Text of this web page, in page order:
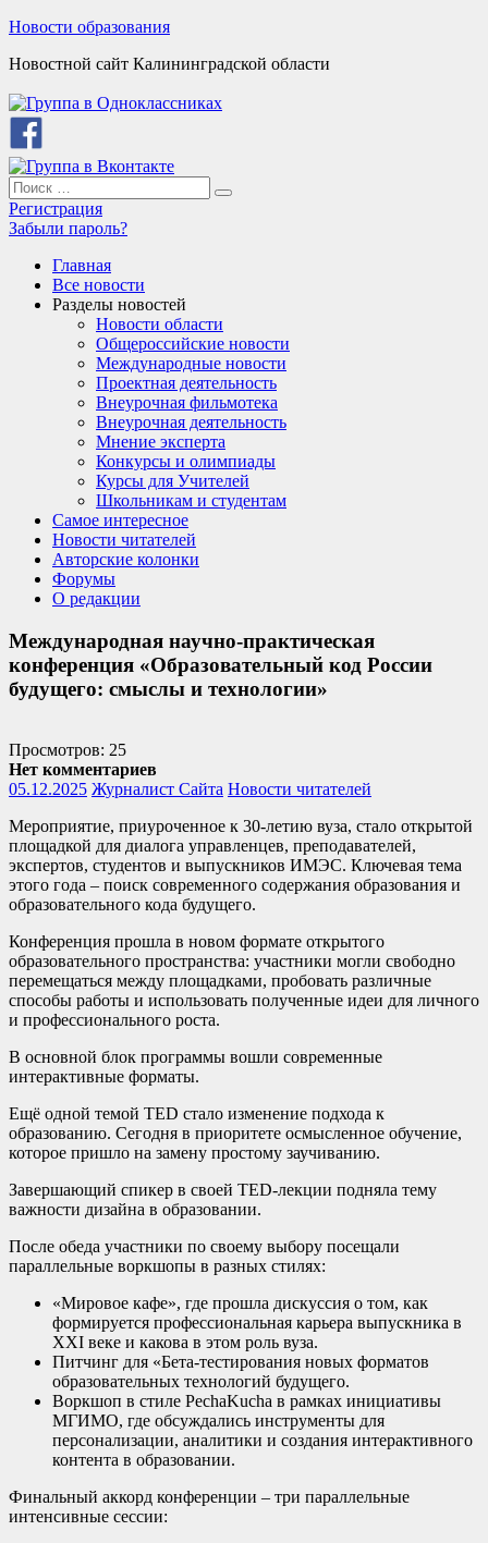
Skip
content
Новости образования
Новостной сайт Калининградской области
Search
for:
Search
Регистрация
Забыли пароль?
Главная
Все новости
Разделы новостей
Новости области
Общероссийские новости
Международные новости
Проектная деятельность
Внеурочная фильмотека
Внеурочная деятельность
Мнение эксперта
Конкурсы и олимпиады
Курсы для Учителей
Школьникам и студентам
Самое интересное
Новости читателей
Авторские колонки
Форумы
О редакции
Международная научно-практическая
конференция «Образовательный код России
будущего: смыслы и технологии»
Просмотров: 25
Нет комментариев
05.12.2025 Журналист Сайта Новости читателей
Мероприятие, приуроченное к 30-летию вуза, стало открытой
площадкой для диалога управленцев, преподавателей,
экспертов, студентов и выпускников ИМЭС. Ключевая тема
этого года – поиск современного содержания образования и
образовательного кода будущего.
Конференция прошла в новом формате открытого
образовательного пространства: участники могли свободно
перемещаться между площадками, пробовать различные
способы работы и использовать полученные идеи для личного
и профессионального роста.
В основной блок программы вошли современные
интерактивные форматы.
Ещё одной темой TED стало изменение подхода к
образованию. Сегодня в приоритете осмысленное обучение,
которое пришло на замену простому заучиванию.
Завершающий спикер в своей TED-лекции подняла тему
важности дизайна в образовании.
После обеда участники по своему выбору посещали
параллельные воркшопы в разных стилях:
«Мировое кафе», где прошла дискуссия о том, как
формируется профессиональная карьера выпускника в
XXI веке и какова в этом роль вуза.
Питчинг для «Бета-тестирования новых форматов
образовательных технологий будущего.
Воркшоп в стиле PechaKucha в рамках инициативы
МГИМО, где обсуждались инструменты для
персонализации, аналитики и создания интерактивного
контента в образовании.
Финальный аккорд конференции – три параллельные
интенсивные сессии: